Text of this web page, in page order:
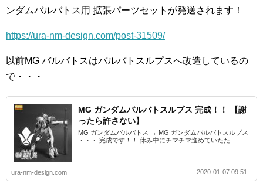
ンダムバルバトス用 拡張パーツセットが発送されます！
https://ura-nm-design.com/post-31509/
以前MG バルバトスはバルバトスルプスへ改造しているの
で・・・
MG ガンダムバルバトスルプス 完成！！ 【謝
ったら許さない】
MG ガンダムバルバトス → MG ガンダムバルバトスルプス
・・・ 完成です！！ 休み中にチマチマ進めていたた...
ura-nm-design.com 2020-01-07 09:51